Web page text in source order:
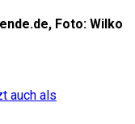
Foto: Wilko
auch als